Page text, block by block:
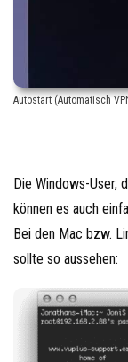
Autostart (Automatisch
Die Windows-User,
können es auch
Bei den Mac bzw.
sollte so aussehen: